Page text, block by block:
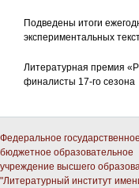
Подведены итоги
экспериментальных
Литературная премия
финалисты 17-го сезона
Федеральное государственное
бюджетное образовательное
учреждение высшего
"Литературный институт